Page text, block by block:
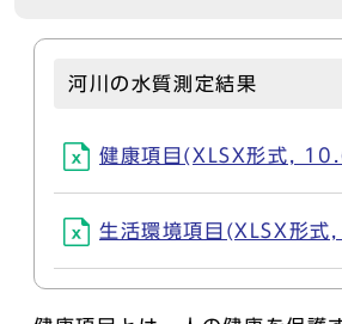
河川の水質測定結果
健康項目(XLSX形式,
生活環境項目(XLSX形